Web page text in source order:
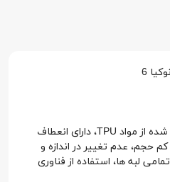
6
قابلیت های ویژه: ساخته شده از مواد TPU، دارای انعطاف
حجم، عدم تغییر در اندازه و
لبه ها، استفاده از فناوری